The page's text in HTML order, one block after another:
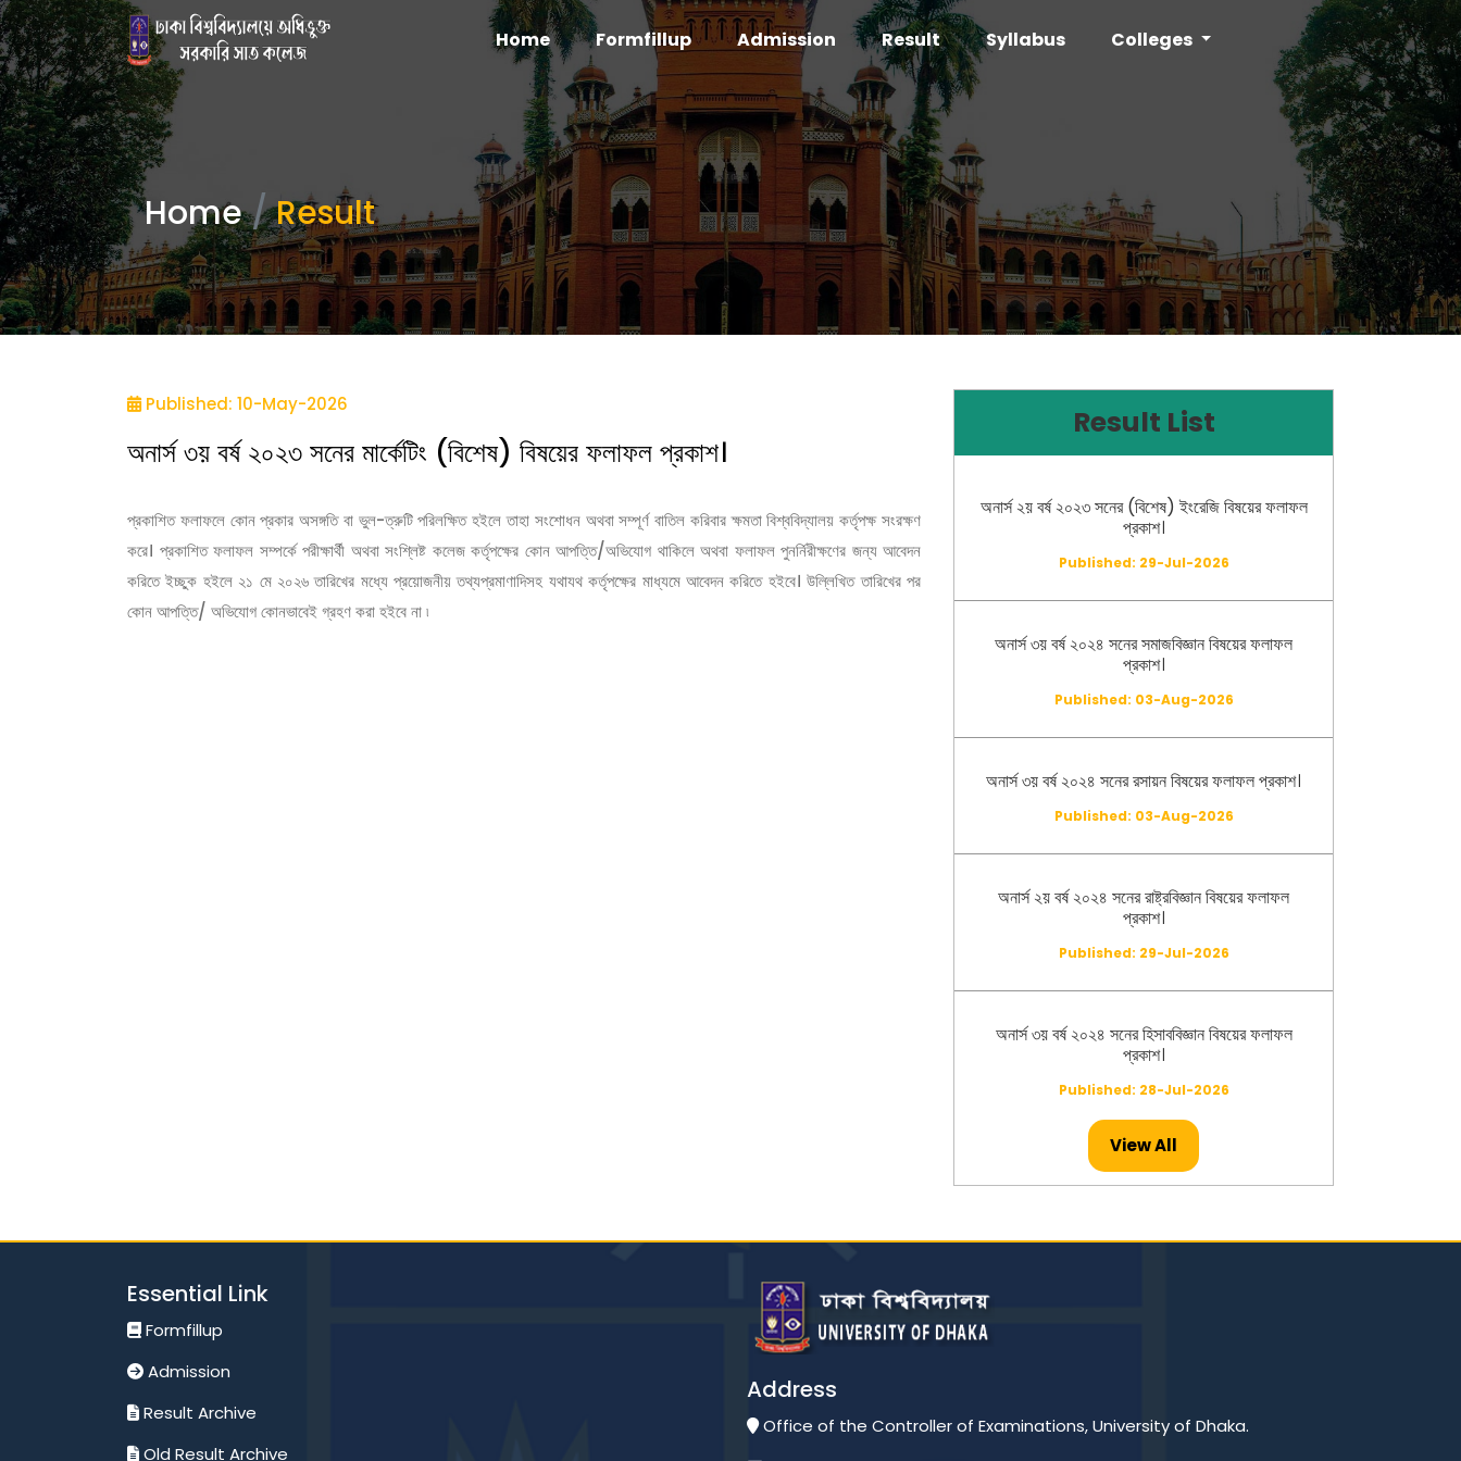
Home Formfillup Admission Result Syllabus Colleges
Home Result
Published: 10-May-2026
অনার্স ৩য় বর্ষ ২০২৩ সনের মার্কেটিং (বিশেষ) বিষয়ের ফলাফল প্রকাশ।
প্রকাশিত ফলাফলে কোন প্রকার অসঙ্গতি বা ভুল-ত্রুটি পরিলক্ষিত হইলে তাহা সংশোধন অথবা সম্পূর্ণ বাতিল করিবার ক্ষমতা বিশ্ববিদ্যালয় কর্তৃপক্ষ সংরক্ষণ
করে। প্রকাশিত ফলাফল সম্পর্কে পরীক্ষার্থী অথবা সংশ্লিষ্ট কলেজ কর্তৃপক্ষের কোন আপত্তি/অভিযোগ থাকিলে অথবা ফলাফল পুনর্নিরীক্ষণের জন্য আবেদন
করিতে ইচ্ছুক হইলে ২১ মে ২০২৬ তারিখের মধ্যে প্রয়োজনীয় তথ্যপ্রমাণাদিসহ যথাযথ কর্তৃপক্ষের মাধ্যমে আবেদন করিতে হইবে। উল্লিখিত তারিখের পর
কোন আপত্তি/ অভিযোগ কোনভাবেই গ্রহণ করা হইবে না ৷
Result List
অনার্স ২য় বর্ষ ২০২৩ সনের (বিশেষ) ইংরেজি বিষয়ের ফলাফল
প্রকাশ।
Published: 29-Jul-2026
অনার্স ৩য় বর্ষ ২০২৪ সনের সমাজবিজ্ঞান বিষয়ের ফলাফল
প্রকাশ।
Published: 03-Aug-2026
অনার্স ৩য় বর্ষ ২০২৪ সনের রসায়ন বিষয়ের ফলাফল প্রকাশ।
Published: 03-Aug-2026
অনার্স ২য় বর্ষ ২০২৪ সনের রাষ্ট্রবিজ্ঞান বিষয়ের ফলাফল
প্রকাশ।
Published: 29-Jul-2026
অনার্স ৩য় বর্ষ ২০২৪ সনের হিসাববিজ্ঞান বিষয়ের ফলাফল
প্রকাশ।
Published: 28-Jul-2026
অনার্স ২য় বর্ষ ২০২৪ সনের মৃত্তিকাবিজ্ঞান বিষয়ের ফলাফল
প্রকাশ।
মাস্টার্স -২০২৪ সনের হিসাববিজ্ঞান বিষয়ের ফলাফল প্রকাশ।
View All
Essential Link
Formfillup
Admission
Result Archive
Old Result Archive
Address
Office of the Controller of Examinations, University of Dhaka.